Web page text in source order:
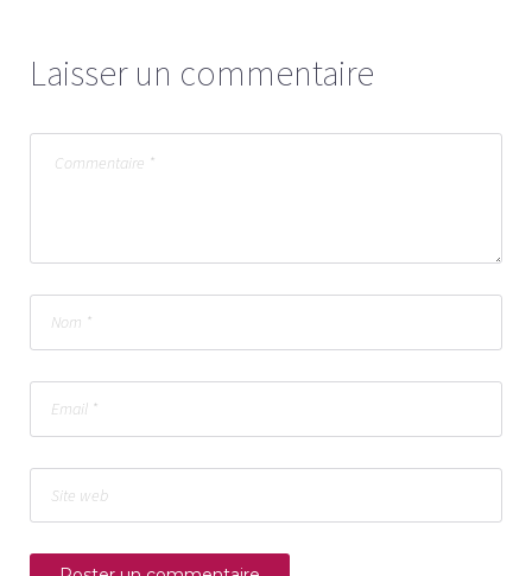
Laisser un commentaire